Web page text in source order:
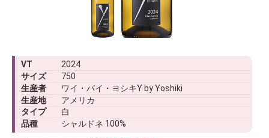
VT
2024
サイズ
750
生産者
ワイ・バイ・ヨシキY by Yoshiki
生産地
アメリカ
タイプ
白
品種
シャルドネ 100%